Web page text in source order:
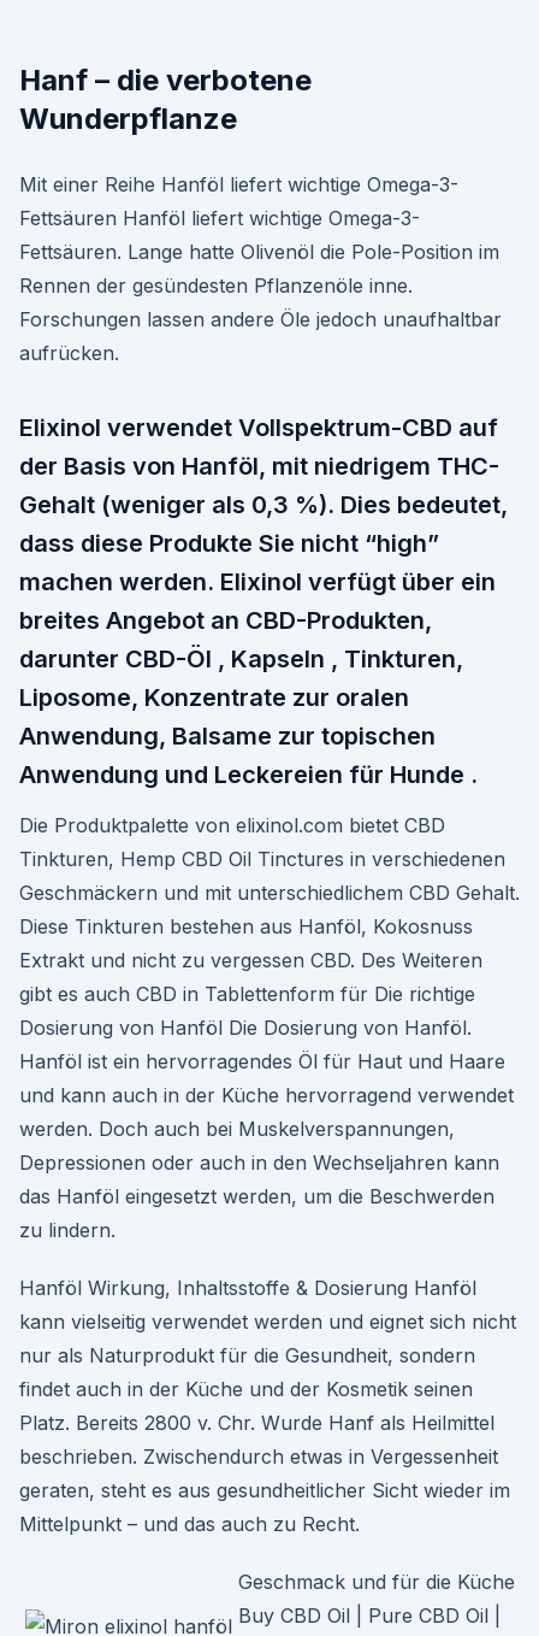
Hanf – die verbotene
Wunderpflanze
Mit einer Reihe Hanföl liefert wichtige Omega-3-
Fettsäuren Hanföl liefert wichtige Omega-3-
Fettsäuren. Lange hatte Olivenöl die Pole-Position im
Rennen der gesündesten Pflanzenöle inne.
Forschungen lassen andere Öle jedoch unaufhaltbar
aufrücken.
Elixinol verwendet Vollspektrum-CBD auf
der Basis von Hanföl, mit niedrigem THC-
Gehalt (weniger als 0,3 %). Dies bedeutet,
dass diese Produkte Sie nicht “high”
machen werden. Elixinol verfügt über ein
breites Angebot an CBD-Produkten,
darunter CBD-Öl , Kapseln , Tinkturen,
Liposome, Konzentrate zur oralen
Anwendung, Balsame zur topischen
Anwendung und Leckereien für Hunde .
Die Produktpalette von elixinol.com bietet CBD
Tinkturen, Hemp CBD Oil Tinctures in verschiedenen
Geschmäckern und mit unterschiedlichem CBD Gehalt.
Diese Tinkturen bestehen aus Hanföl, Kokosnuss
Extrakt und nicht zu vergessen CBD. Des Weiteren
gibt es auch CBD in Tablettenform für Die richtige
Dosierung von Hanföl Die Dosierung von Hanföl.
Hanföl ist ein hervorragendes Öl für Haut und Haare
und kann auch in der Küche hervorragend verwendet
werden. Doch auch bei Muskelverspannungen,
Depressionen oder auch in den Wechseljahren kann
das Hanföl eingesetzt werden, um die Beschwerden
zu lindern.
Hanföl Wirkung, Inhaltsstoffe & Dosierung Hanföl
kann vielseitig verwendet werden und eignet sich nicht
nur als Naturprodukt für die Gesundheit, sondern
findet auch in der Küche und der Kosmetik seinen
Platz. Bereits 2800 v. Chr. Wurde Hanf als Heilmittel
beschrieben. Zwischendurch etwas in Vergessenheit
geraten, steht es aus gesundheitlicher Sicht wieder im
Mittelpunkt – und das auch zu Recht.
Geschmack und für die Küche
Buy CBD Oil | Pure CBD Oil |